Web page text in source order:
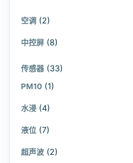
空调 (2)
中控屏 (8)
传感器 (33)
PM10 (1)
水浸 (4)
液位 (7)
超声波 (2)